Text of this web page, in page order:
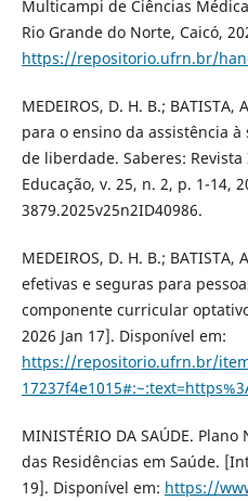
Multicampi de Ciências
Rio Grande do Norte, Caicó,
https://repositorio.ufrn.br/
MEDEIROS, D. H. B.;
para o ensino da assistência
de liberdade. Saberes:
Educação, v. 25, n. 2, p. 1-14,
3879.2025v25n2ID40986.
MEDEIROS, D. H. B.;
efetivas e seguras para
componente curricular
2026 Jan 17]. Disponível em:
https://repositorio.ufrn.br/
MINISTÉRIO DA SAÚDE.
das Residências em Saúde.
19]. Disponível em: https://